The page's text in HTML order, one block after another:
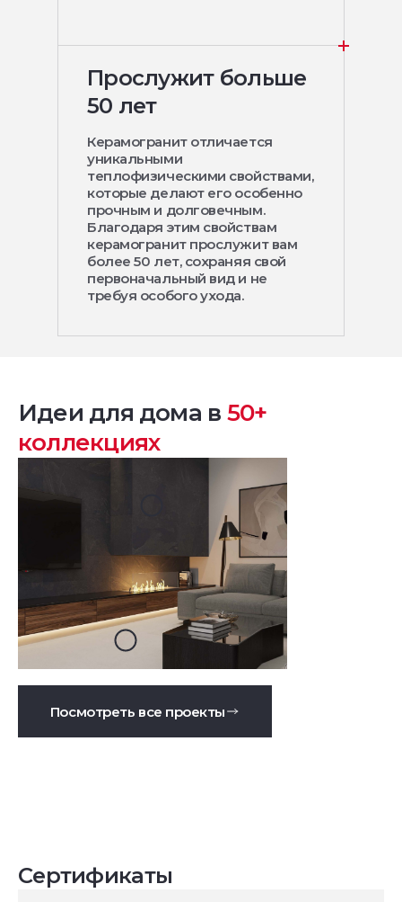
Прослужит больше
50 лет
Керамогранит отличается
уникальными
теплофизическими свойствами,
которые делают его особенно
прочным и долговечным.
Благодаря этим свойствам
керамогранит прослужит вам
более 50 лет, сохраняя свой
первоначальный вид и не
требуя особого ухода.
Идеи для дома в 50+
коллекциях
Посмотреть все проекты
Сертификаты